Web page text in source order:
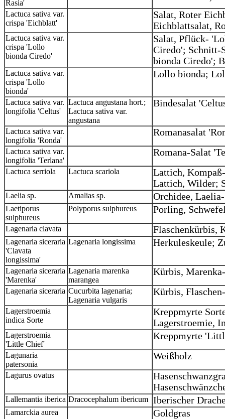
Rasia'
Lactuca sativa var.
crispa 'Eichblatt'
Salat, Roter
Eichblattsalat,
Lactuca sativa var.
crispa 'Lollo
bionda Ciredo'
Salat, Pflück-
Ciredo'; Schnitt-
bionda Ciredo';
Lactuca sativa var.
crispa 'Lollo
bionda'
Lollo bionda;
Lactuca sativa var.
longifolia 'Celtus'
Lactuca angustana hort.;
Lactuca sativa var.
angustana
Bindesalat
Lactuca sativa var.
longifolia 'Ronda'
Romanasalat
Lactuca sativa var.
longifolia 'Terlana'
Romana-Salat
Lactuca serriola Lactuca scariola
Lattich,
Lattich, Wilder;
Laelia sp. Amalias sp. Orchidee,
Laetiporus
sulphureus
Polyporus sulphureus Porling,
Lagenaria clavata Flaschenkürbis,
Lagenaria siceraria
'Clavata
longissima'
Lagenaria longissima Herkuleskeule;
Lagenaria siceraria
'Marenka'
Lagenaria marenka
marangea
Kürbis,
Lagenaria siceraria Cucurbita lagenaria;
Lagenaria vulgaris
Kürbis,
Lagerstroemia
indica Sorte
Kreppmyrte
Lagerstroemie,
Lagerstroemia
'Little Chief'
Kreppmyrte
Lagunaria
patersonia
Weißholz
Lagurus ovatus
Lallemantia iberica Dracocephalum ibericum Iberischer
Lamarckia aurea Goldgras